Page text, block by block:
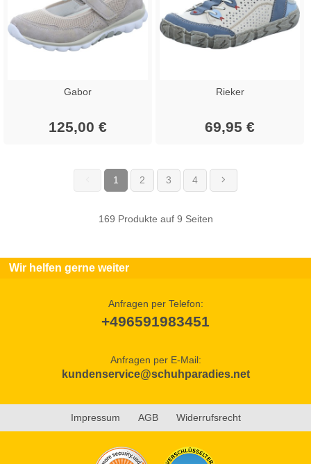
Gabor
125,00 €
Rieker
69,95 €
1 (current)
2 3 4
169 Produkte auf 9 Seiten
Wir helfen gerne weiter
Anfragen per Telefon:
+496591983451
Anfragen per E-Mail:
kundenservice@schuhparadies.net
Impressum AGB Widerrufsrecht